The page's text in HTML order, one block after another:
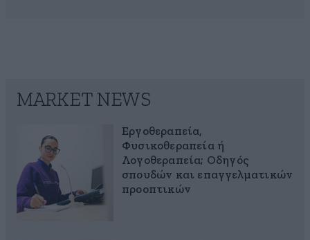
MARKET NEWS
Εργοθεραπεία,
Φυσικοθεραπεία ή
Λογοθεραπεία; Οδηγός
σπουδών και επαγγελματικών
προοπτικών